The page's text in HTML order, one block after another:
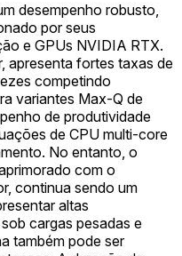
desempenho robusto,
por seus
e GPUs NVIDIA RTX.
apresenta fortes taxas de
competindo
variantes Max-Q de
de produtividade
de CPU multi-core
No entanto, o
com o
continua sendo um
altas
cargas pesadas e
também pode ser